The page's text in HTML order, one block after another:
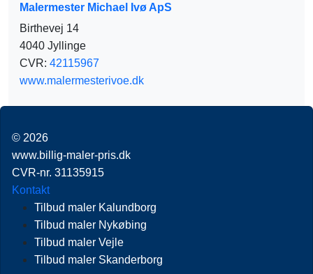
Malermester Michael Ivø ApS
Birthevej 14
4040 Jyllinge
CVR: 42115967
www.malermesterivoe.dk
© 2026
www.billig-maler-pris.dk
CVR-nr. 31135915
Kontakt
Tilbud maler Kalundborg
Tilbud maler Nykøbing
Tilbud maler Vejle
Tilbud maler Skanderborg